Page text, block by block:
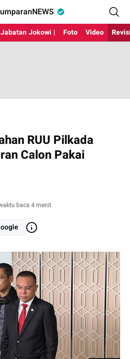
Jokowi | Foto Video
RUU Pilkada
Calon Pakai
baca 4 menit